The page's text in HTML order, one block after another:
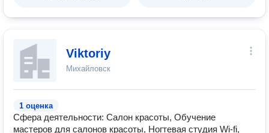
Viktoriy
Михайловск
1 оценка
Сфера деятельности: Салон красоты, Обучение
мастеров для салонов красоты, Ногтевая студия Wi-fi,